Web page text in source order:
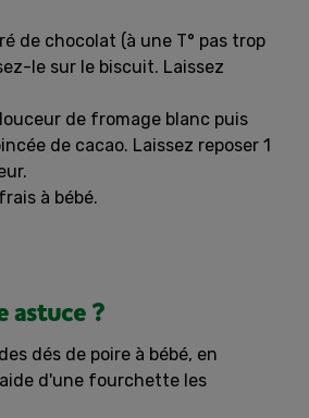
de chocolat (à une T° pas trop
le sur le biscuit. Laissez
de fromage blanc puis
de cacao. Laissez reposer 1
à bébé.
astuce ?
dés de poire à bébé, en
d'une fourchette les